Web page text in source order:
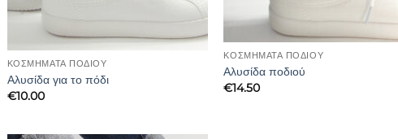
ΚΟΣΜΗΜΑΤΑ ΠΟΔΙΟΥ
Αλυσίδα για το πόδι
€10.00
ΚΟΣΜΗΜΑΤΑ ΠΟΔΙΟΥ
Αλυσίδα ποδιού
€14.50